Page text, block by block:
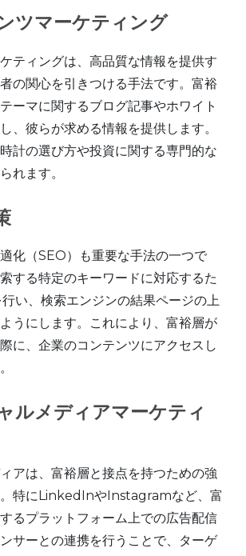
ツマーケティング
ティングは、高品質な情報を提供す
の関心を引きつける手法です。富裕
ーマに関するブログ記事やホワイト
、彼らが求める情報を提供します。
計の選び方や投資に関する専門的な
れます。
化（SEO）も重要な手法の一つで
する特定のキーワードに対応するた
い、検索エンジンの結果ページの上
うにします。これにより、富裕層が
に、企業のコンテンツにアクセスし
ルメディアマーケティ
アは、富裕層と接点を持つための強
。特にLinkedInやInstagramなど、富
るプラットフォーム上での広告配信
サーとの連携を行うことで、ターゲ